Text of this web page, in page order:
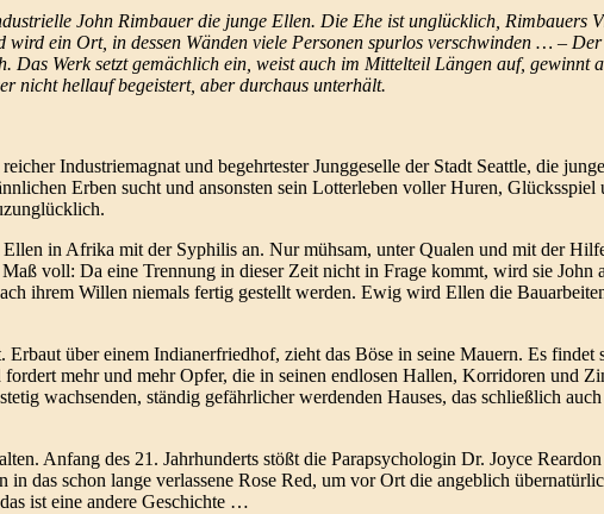
John Rimbauer die junge Ellen. Die Ehe ist unglücklich, Rimbauers
ein Ort, in dessen Wänden viele Personen spurlos verschwinden … –
Das Werk setzt gemächlich ein, weist auch im Mittelteil Längen auf, gewinnt
nicht hellauf begeistert, aber durchaus unterhält.
Industriemagnat und begehrtester Junggeselle der Stadt Seattle, die
Erben sucht und ansonsten sein Lotterleben voller Huren, Glücksspiel
in Afrika mit der Syphilis an. Nur mühsam, unter Qualen und mit der
voll: Da eine Trennung in dieser Zeit nicht in Frage kommt, wird sie John
ihrem Willen niemals fertig gestellt werden. Ewig wird Ellen die
Erbaut über einem Indianerfriedhof, zieht das Böse in seine Mauern. Es findet
mehr und mehr Opfer, die in seinen endlosen Hallen, Korridoren und
wachsenden, ständig gefährlicher werdenden Hauses, das schließlich
Anfang des 21. Jahrhunderts stößt die Parapsychologin Dr. Joyce
das schon lange verlassene Rose Red, um vor Ort die angeblich
ist eine andere Geschichte …